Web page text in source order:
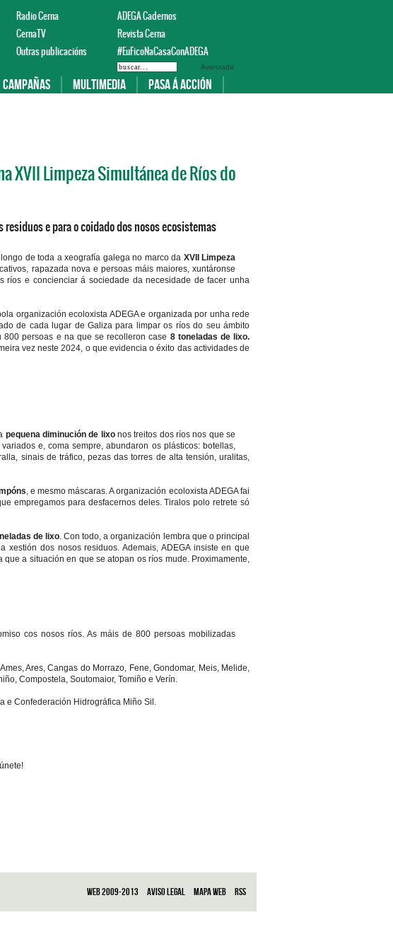
Radio Cerna
ADEGA Cadernos
CernaTV
Revista Cerna
Outras publicacións
#EuFicoNaCasaConADEGA
Avanzada
Campañas Multimedia Pasa á acción
XVII Limpeza Simultánea de Ríos do
e para o coidado dos nosos ecosistemas
de toda a xeografía galega no marco da XVII
Limpeza
rapazada nova e persoas máis maiores, xuntáronse
ríos e concienciar á sociedade da necesidade de facer unha
organización ecoloxista ADEGA e organizada por unha rede
de cada lugar de Galiza para limpar os ríos do seu ámbito
800 persoas e na que se recolleron case 8 toneladas de lixo.
vez neste 2024, o que evidencia o éxito das actividades de
pequena diminución de lixonos treitos dos ríos nos que se
e, coma sempre, abundaron os plásticos: botellas,
sinais de tráfico, pezas das torres de alta tensión, uralitas,
, e mesmo máscaras. A organización ecoloxista ADEGA fai
empregamos para desfacernos deles. Tiralos polo retrete só
de lixo. Con todo, a organización lembra que o principal
dos nosos residuos. Ademais, ADEGA insiste en que
a situación en que se atopan os ríos mude. Proximamente,
cos nosos ríos. As máis de 800 persoas mobilizadas
Ares, Cangas do Morrazo, Fene, Gondomar, Meis, Melide,
Compostela, Soutomaior, Tomiño e Verín.
e Confederación Hidrográfica Miño Sil.
Web 2009-2013 Aviso legal Mapa web RSS